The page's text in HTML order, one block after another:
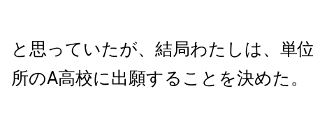
と思っていたが、結局わたしは、単
所のA高校に出願することを決めた。